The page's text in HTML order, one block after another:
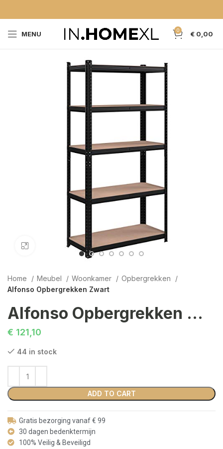
MENU 0 € 0,00
Click to enlarge
Home Meubel Woonkamer
Opbergrekken
Alfonso Opbergrekken Zwart
Alfonso Opbergrekken Zwart
€ 121,10
44 in stock
ADD TO CART
Gratis bezorging vanaf € 99
30 dagen bedenktermijn
100% Veilig & Beveiligd